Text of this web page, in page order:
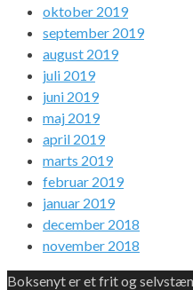
oktober 2019
september 2019
august 2019
juli 2019
juni 2019
maj 2019
april 2019
marts 2019
februar 2019
januar 2019
december 2018
november 2018
Boksenyt er et frit og